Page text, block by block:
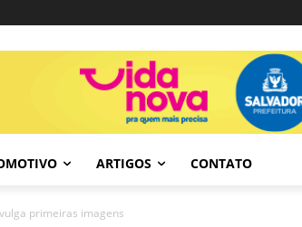
ARTIGOS CONTATO
primeiras imagens